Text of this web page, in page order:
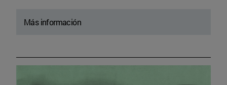
Más información